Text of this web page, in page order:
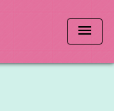
menu